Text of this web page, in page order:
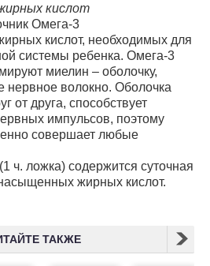
кислот
Омега-3
кислот, необходимых для
системы ребенка. Омега-3
миелин – оболочку,
волокно. Оболочка
от друга, способствует
импульсов, поэтому
совершает любые
ч. ложка) содержится суточная
жирных кислот.
ТАКЖЕ